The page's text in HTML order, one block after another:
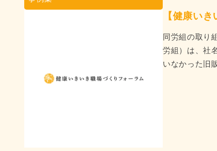
【健康い
同労組の取り
労組）は、社
いなかった旧